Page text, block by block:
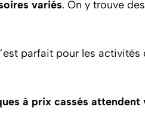
variés. On y trouve
parfait pour les activités
à prix cassés attendent